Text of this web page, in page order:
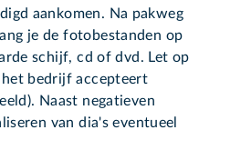
aankomen. Na pakweg
je de fotobestanden op
schijf, cd of dvd. Let op
bedrijf accepteert
Naast negatieven
van dia's eventueel